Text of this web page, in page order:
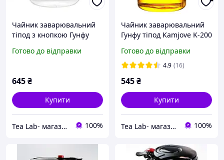
Чайник заварювальний
тіпод з кнопкою Гунфу
Готово до відправки
645₴
Купити
Tea Lab- магазин китайського чаю. 100%
Чайник заварювальний
Гунфу тіпод Kamjove K-200
Готово до відправки
4.9 (16)
545₴
Купити
Tea Lab- магазин китайського чаю. 100%